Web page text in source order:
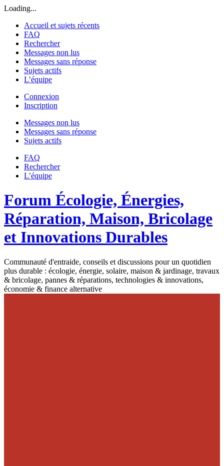
Loading...
Accueil et sujets récents
FAQ
Rechercher
Messages non lus
Messages sans réponse
Sujets actifs
L’équipe
Connexion
Inscription
Messages non lus
Messages sans réponse
Sujets actifs
FAQ
Rechercher
L’équipe
Forum Écologie, Énergies,
Réparation, Maison, Bricolage
et Innovations Durables
Communauté d'entraide, conseils et discussions pour un quotidien
plus durable : écologie, énergie, solaire, maison & jardinage, travaux
& bricolage, pannes & réparations, technologies & innovations,
économie & finance alternative